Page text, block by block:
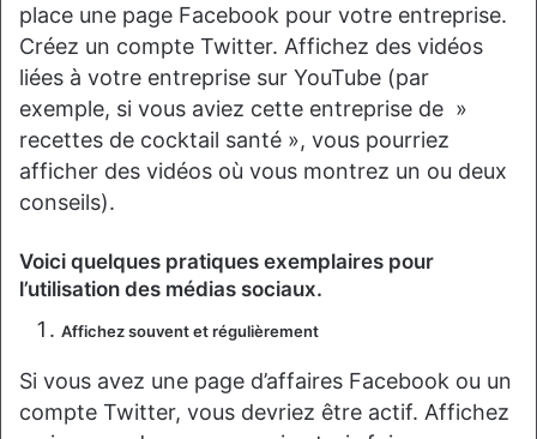
place une page Facebook pour votre entreprise.
Créez un compte Twitter. Affichez des vidéos
liées à votre entreprise sur YouTube (par
exemple, si vous aviez cette entreprise de »
recettes de cocktail santé », vous pourriez
afficher des vidéos où vous montrez un ou deux
conseils).
Voici quelques pratiques exemplaires pour
l’utilisation des médias sociaux.
Affichez souvent et régulièrement
Si vous avez une page d’affaires Facebook ou un
compte Twitter, vous devriez être actif. Affichez